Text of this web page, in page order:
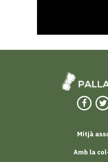
Mitjà
Amb la